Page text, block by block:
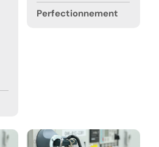
Perfectionnement